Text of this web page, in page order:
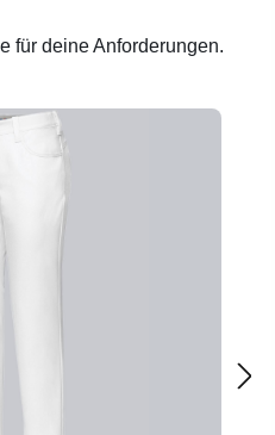
für deine Anforderungen.